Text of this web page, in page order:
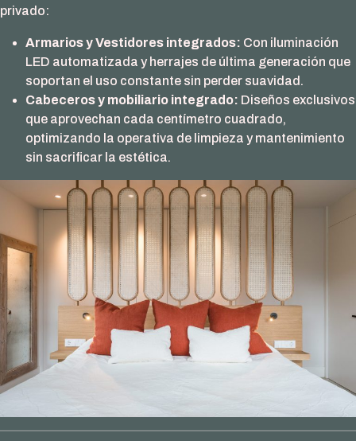
privado:
Armarios y Vestidores integrados: Con iluminación
LED automatizada y herrajes de última generación que
soportan el uso constante sin perder suavidad.
Cabeceros y mobiliario integrado: Diseños exclusivos
que aprovechan cada centímetro cuadrado,
optimizando la operativa de limpieza y mantenimiento
sin sacrificar la estética.